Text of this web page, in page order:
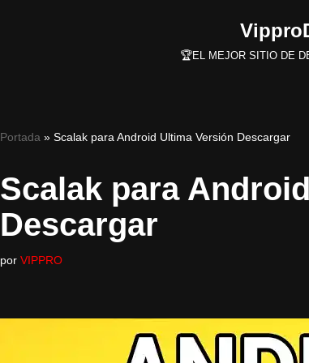
🏆EL MEJOR SITIO DE
Portada » Scalak para Android Ultima Versión Descargar
Scalak para
Descargar
por VIPPRO